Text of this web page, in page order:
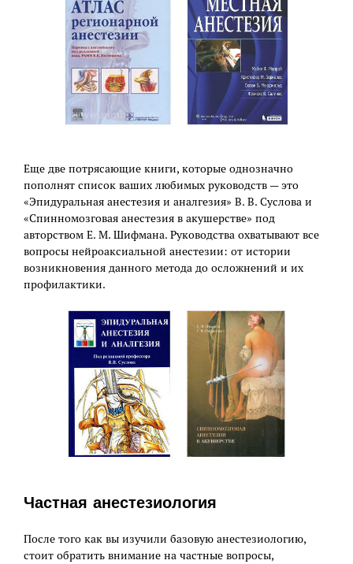
Еще две потрясающие книги, которые однозначно
пополнят список ваших любимых руководств — это
«Эпидуральная анестезия и аналгезия» В. В. Суслова и
«Спинномозговая анестезия в акушерстве» под
авторством Е. М. Шифмана. Руководства охватывают все
вопросы нейроаксиальной анестезии: от истории
возникновения данного метода до осложнений и их
профилактики.
Частная анестезиология
После того как вы изучили базовую анестезиологию,
стоит обратить внимание на частные вопросы,